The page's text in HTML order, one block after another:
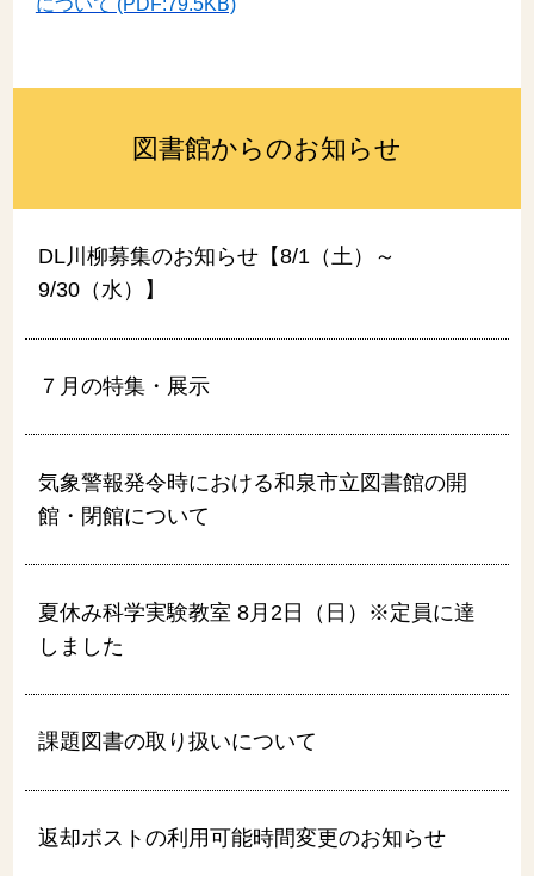
について (PDF:79.5KB)
図書館からのお知らせ
DL川柳募集のお知らせ【8/1（土）～
9/30（水）】
７月の特集・展示
気象警報発令時における和泉市立図書館の開
館・閉館について
夏休み科学実験教室 8月2日（日）※定員に達
しました
課題図書の取り扱いについて
返却ポストの利用可能時間変更のお知らせ